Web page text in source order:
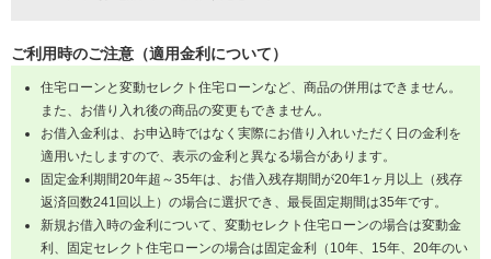
ご利用時のご注意（適用金利について）
住宅ローンと変動セレクト住宅ローンなど、商品の併用はできません。
また、お借り入れ後の商品の変更もできません。
お借入金利は、お申込時ではなく実際にお借り入れいただく日の金利を
適用いたしますので、表示の金利と異なる場合があります。
固定金利期間20年超～35年は、お借入残存期間が20年1ヶ月以上（残存
返済回数241回以上）の場合に選択でき、最長固定期間は35年です。
新規お借入時の金利について、変動セレクト住宅ローンの場合は変動金
利、固定セレクト住宅ローンの場合は固定金利（10年、15年、20年のい